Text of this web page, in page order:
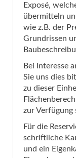
Exposé,
übermitteln
wie z.B. der
Grundrissen
Bei Interesse
Sie uns dies
zu dieser
zur Verfügung
Für die
schriftliche
und ein